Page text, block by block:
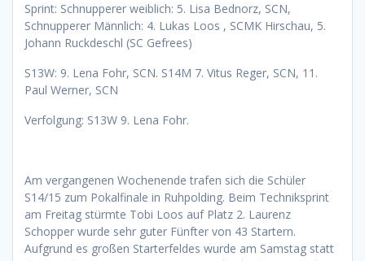
Sprint: Schnupperer weiblich: 5. Lisa Bednorz, SCN,
Schnupperer Männlich: 4. Lukas Loos , SCMK Hirschau, 5.
Johann Ruckdeschl (SC Gefrees)
S13W: 9. Lena Fohr, SCN. S14M 7. Vitus Reger, SCN, 11.
Paul Werner, SCN
Verfolgung: S13W 9. Lena Fohr.
Am vergangenen Wochenende trafen sich die Schüler
S14/15 zum Pokalfinale in Ruhpolding. Beim Techniksprint
am Freitag stürmte Tobi Loos auf Platz 2. Laurenz
Schopper wurde sehr guter Fünfter von 43 Startern.
Aufgrund es großen Starterfeldes wurde am Samstag statt